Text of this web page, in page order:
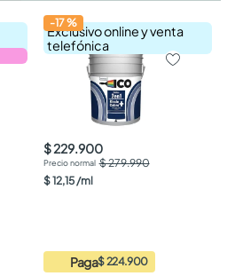
Exclusivo online y venta
telefónica
-17%
$ 229.900
$ 279.990
$12,15 /ml
Paga$ 224.900